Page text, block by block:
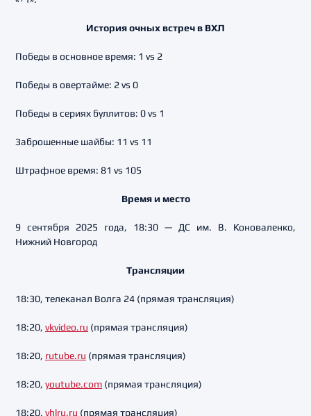
История очных встреч в ВХЛ
Победы в основное время: 1 vs 2
Победы в овертайме: 2 vs 0
Победы в сериях буллитов: 0 vs 1
Заброшенные шайбы: 11 vs 11
Штрафное время: 81 vs 105
Время и место
9 сентября 2025 года, 18:30 — ДС им. В. Коноваленко,
Нижний Новгород
Трансляции
18:30, телеканал Волга 24 (прямая трансляция)
18:20, vkvideo.ru (прямая трансляция)
18:20, rutube.ru (прямая трансляция)
18:20, youtube.com (прямая трансляция)
18:20, vhlru.ru (прямая трансляция)